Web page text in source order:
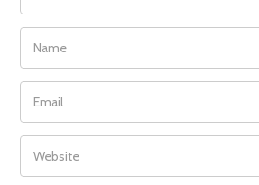
NAME
EMAIL
WEBSITE